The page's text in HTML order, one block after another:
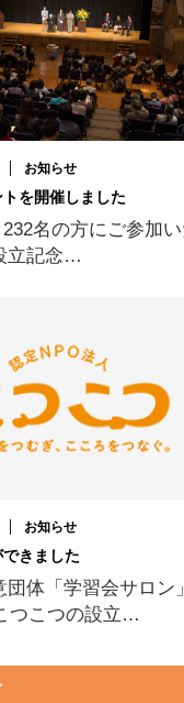
お知らせ
を開催しました
名の方にご参加
立記念…
お知らせ
きました
団体「学習会サロン
つこつの設立…